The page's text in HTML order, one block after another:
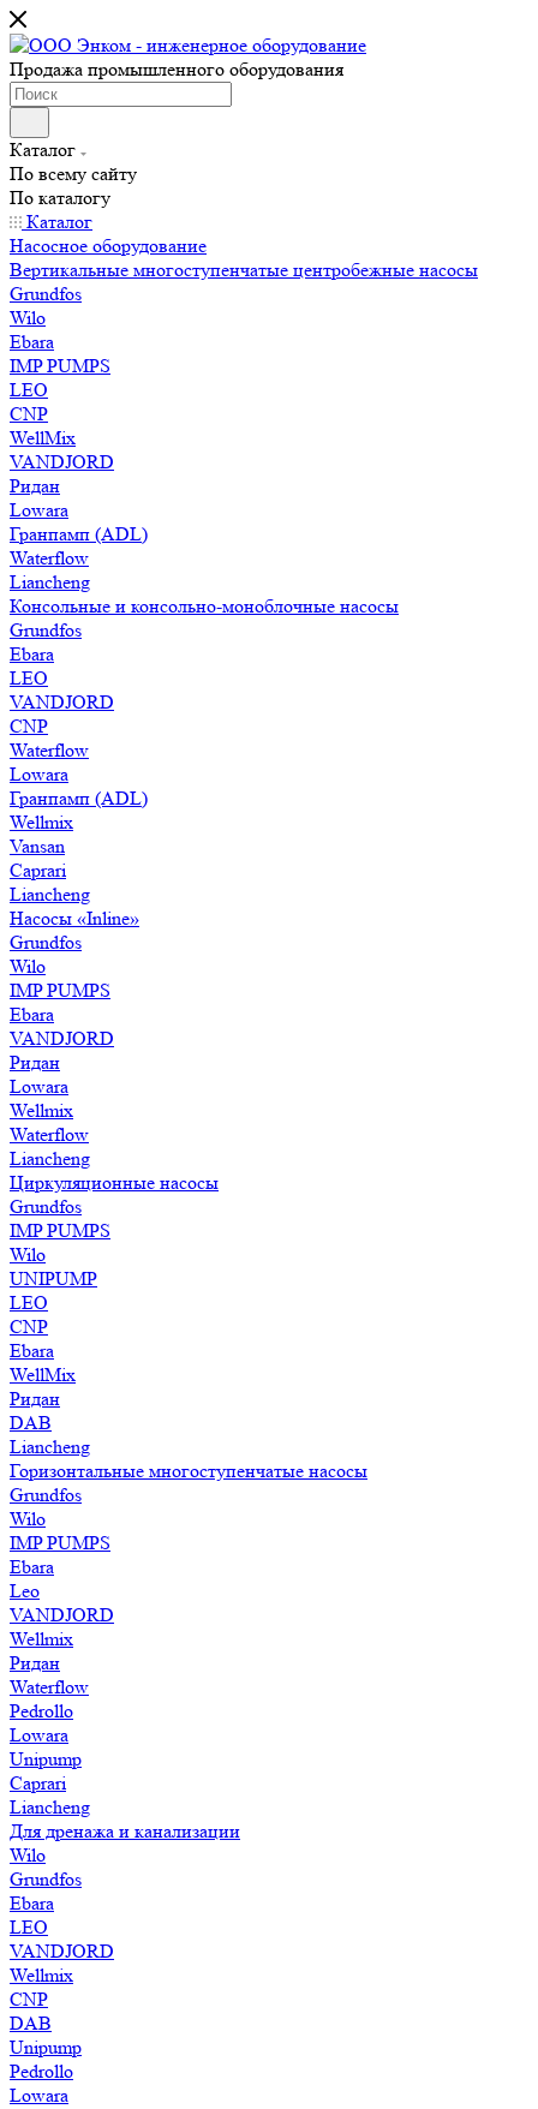
Продажа промышленного оборудования
Каталог
По всему сайту
По каталогу
Каталог
Насосное оборудование
Вертикальные многоступенчатые центробежные насосы
Grundfos
Wilo
Ebara
IMP PUMPS
LEO
CNP
WellMix
VANDJORD
Ридан
Lowara
Гранпамп (ADL)
Waterflow
Liancheng
Консольные и консольно-моноблочные насосы
Grundfos
Ebara
LEO
VANDJORD
CNP
Waterflow
Lowara
Гранпамп (ADL)
Wellmix
Vansan
Caprari
Liancheng
Насосы «Inline»
Grundfos
Wilo
IMP PUMPS
Ebara
VANDJORD
Ридан
Lowara
Wellmix
Waterflow
Liancheng
Циркуляционные насосы
Grundfos
IMP PUMPS
Wilo
UNIPUMP
LEO
CNP
Ebara
WellMix
Ридан
DAB
Liancheng
Горизонтальные многоступенчатые насосы
Grundfos
Wilo
IMP PUMPS
Ebara
Leo
VANDJORD
Wellmix
Ридан
Waterflow
Pedrollo
Lowara
Unipump
Caprari
Liancheng
Для дренажа и канализации
Wilo
Grundfos
Ebara
LEO
VANDJORD
Wellmix
CNP
DAB
Unipump
Pedrollo
Lowara